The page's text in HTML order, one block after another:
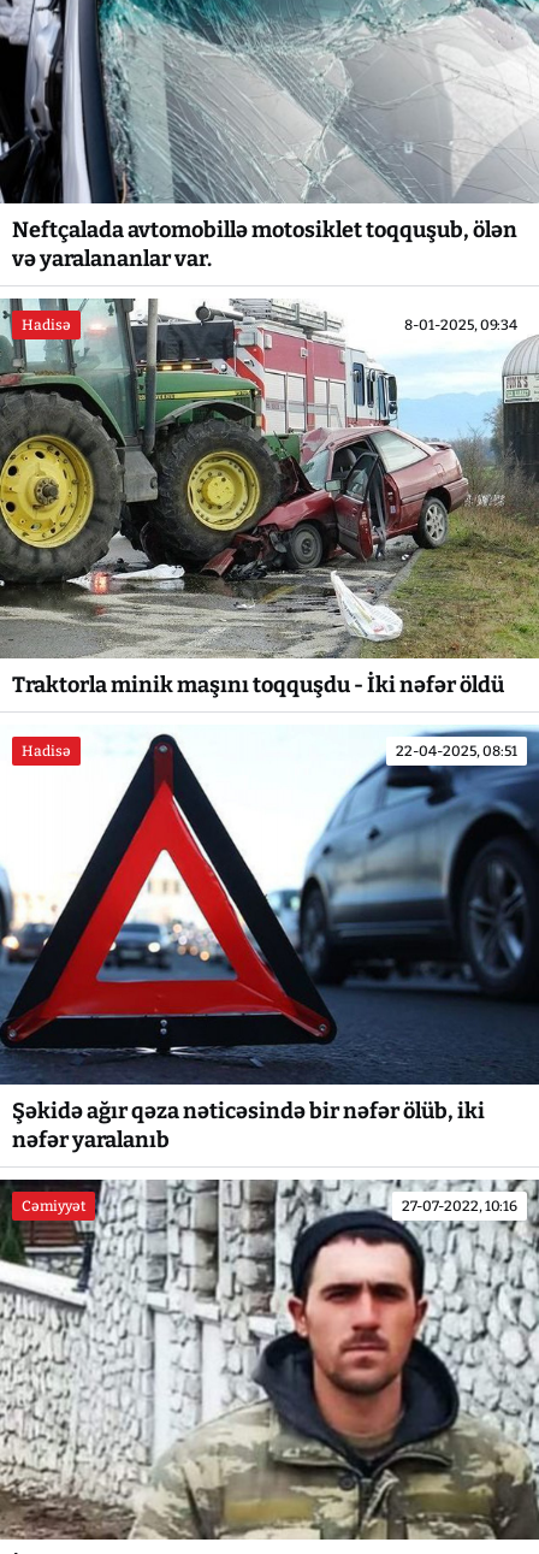
Neftçalada avtomobillə motosiklet toqquşub, ölən
və yaralananlar var.
Hadisə 8-01-2025, 09:34
Traktorla minik maşını toqquşdu - İki nəfər öldü
Hadisə 22-04-2025, 08:51
Şəkidə ağır qəza nəticəsində bir nəfər ölüb, iki
nəfər yaralanıb
Cəmiyyət 27-07-2022, 10:16